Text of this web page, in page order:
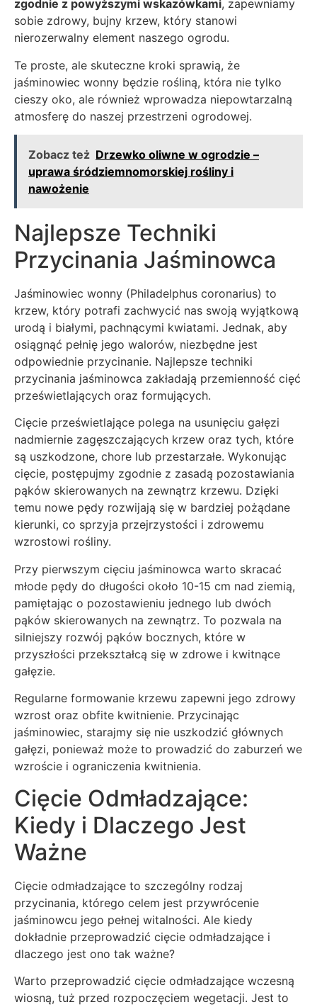
zgodnie z powyższymi wskazówkami, zapewniamy
sobie zdrowy, bujny krzew, który stanowi
nierozerwalny element naszego ogrodu.
Te proste, ale skuteczne kroki sprawią, że
jaśminowiec wonny będzie rośliną, która nie tylko
cieszy oko, ale również wprowadza niepowtarzalną
atmosferę do naszej przestrzeni ogrodowej.
Zobacz też Drzewko oliwne w ogrodzie –
uprawa śródziemnomorskiej rośliny i
nawożenie
Najlepsze Techniki
Przycinania Jaśminowca
Jaśminowiec wonny (Philadelphus coronarius) to
krzew, który potrafi zachwycić nas swoją wyjątkową
urodą i białymi, pachnącymi kwiatami. Jednak, aby
osiągnąć pełnię jego walorów, niezbędne jest
odpowiednie przycinanie. Najlepsze techniki
przycinania jaśminowca zakładają przemienność cięć
prześwietlających oraz formujących.
Cięcie prześwietlające polega na usunięciu gałęzi
nadmiernie zagęszczających krzew oraz tych, które
są uszkodzone, chore lub przestarzałe. Wykonując
cięcie, postępujmy zgodnie z zasadą pozostawiania
pąków skierowanych na zewnątrz krzewu. Dzięki
temu nowe pędy rozwijają się w bardziej pożądane
kierunki, co sprzyja przejrzystości i zdrowemu
wzrostowi rośliny.
Przy pierwszym cięciu jaśminowca warto skracać
młode pędy do długości około 10-15 cm nad ziemią,
pamiętając o pozostawieniu jednego lub dwóch
pąków skierowanych na zewnątrz. To pozwala na
silniejszy rozwój pąków bocznych, które w
przyszłości przekształcą się w zdrowe i kwitnące
gałęzie.
Regularne formowanie krzewu zapewni jego zdrowy
wzrost oraz obfite kwitnienie. Przycinając
jaśminowiec, starajmy się nie uszkodzić głównych
gałęzi, ponieważ może to prowadzić do zaburzeń we
wzroście i ograniczenia kwitnienia.
Cięcie Odmładzające:
Kiedy i Dlaczego Jest
Ważne
Cięcie odmładzające to szczególny rodzaj
przycinania, którego celem jest przywrócenie
jaśminowcu jego pełnej witalności. Ale kiedy
dokładnie przeprowadzić cięcie odmładzające i
dlaczego jest ono tak ważne?
Warto przeprowadzić cięcie odmładzające wczesną
wiosną, tuż przed rozpoczęciem wegetacji. Jest to